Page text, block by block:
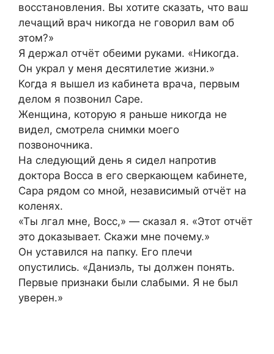
восстановления. Вы хотите сказать, что ваш
лечащий врач никогда не говорил вам об
этом?»
Я держал отчёт обеими руками. «Никогда.
Он украл у меня десятилетие жизни.»
Когда я вышел из кабинета врача, первым
делом я позвонил Саре.
Женщина, которую я раньше никогда не
видел, смотрела снимки моего
позвоночника.
На следующий день я сидел напротив
доктора Восса в его сверкающем кабинете,
Сара рядом со мной, независимый отчёт на
коленях.
«Ты лгал мне, Восс,» — сказал я. «Этот отчёт
это доказывает. Скажи мне почему.»
Он уставился на папку. Его плечи
опустились. «Даниэль, ты должен понять.
Первые признаки были слабыми. Я не был
уверен.»